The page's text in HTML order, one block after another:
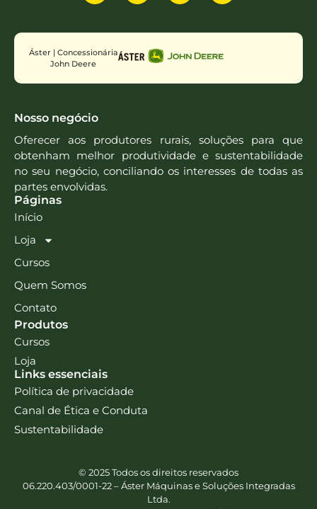
Áster | Concessionária
John Deere
Nosso negócio
Oferecer aos produtores rurais, soluções para que
obtenham melhor produtividade e sustentabilidade
no seu negócio, conciliando os interesses de todas as
partes envolvidas.
Páginas
Início
Loja
Cursos
Quem Somos
Contato
Produtos
Cursos
Loja
Links essenciais
Política de privacidade
Canal de Ética e Conduta
Sustentabilidade
© 2025 Todos os direitos reservados
06.220.403/0001-22 – Áster Máquinas e Soluções Integradas
Ltda.